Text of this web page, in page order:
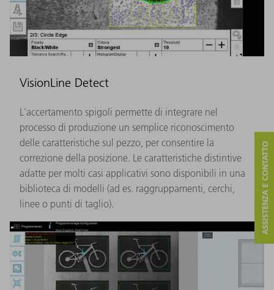
VisionLine Detect
L'accertamento spigoli permette di integrare nel
processo di produzione un semplice riconoscimento
delle caratteristiche sul pezzo, per consentire la
correzione della posizione. Le caratteristiche distintive
adatte per molti casi applicativi sono disponibili in una
biblioteca di modelli (ad es. raggruppamenti, cerchi,
linee o punti di taglio).
ASSISTENZA E CONTATTO